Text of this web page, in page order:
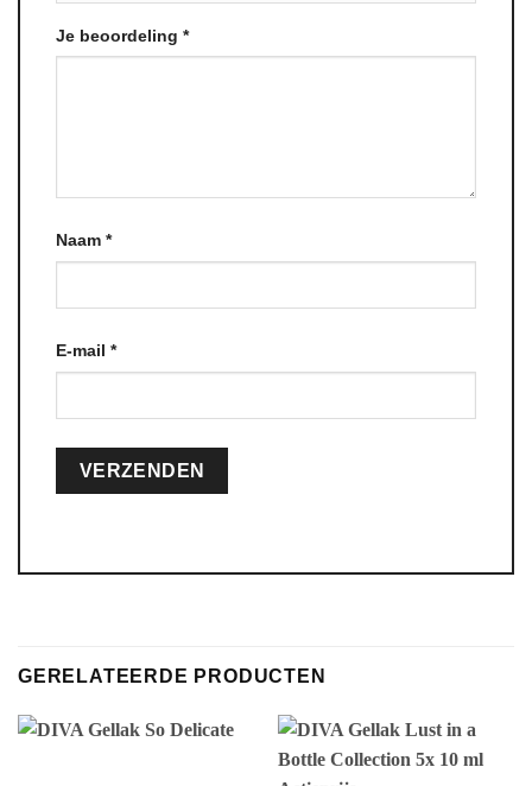
Je beoordeling *
Naam *
E-mail *
GERELATEERDE PRODUCTEN